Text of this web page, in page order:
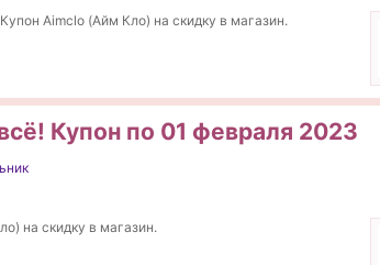
Aimclo (Айм Кло) на скидку в магазин.
Купон по 01 февраля 2023
на скидку в магазин.